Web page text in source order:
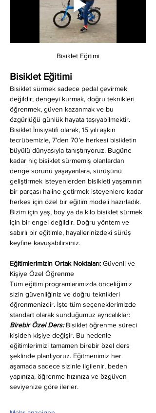
Bisiklet Eğitimi
Bisiklet Eğitimi
Bisiklet sürmek sadece pedal çevirmek
değildir; dengeyi kurmak, doğru teknikleri
öğrenmek, güven kazanmak ve bu
özgürlüğü günlük hayata taşıyabilmektir.
Bisiklet İnisiyatifi olarak, 15 yılı aşkın
tecrübemizle, 7’den 70’e herkesi bisikletin
büyülü dünyasıyla tanıştırıyoruz. Bugüne
kadar hiç bisiklet sürmemiş olanlardan
denge sorunu yaşayanlara, sürüşünü
geliştirmek isteyenlerden bisikleti yaşamının
bir parçası haline getirmek isteyenlere kadar
herkes için özel bir eğitim modeli hazırladık.
Bizim için yaş, boy ya da kilo bisiklet sürmek
için bir engel değildir. Doğru yöntem ve
sabırlı bir eğitimle, hayallerinizdeki sürüş
keyfine kavuşabilirsiniz.
Eğitimlerimizin Ortak Noktaları: Güvenli ve
Kişiye Özel Öğrenme
Tüm eğitim programlarımızda önceliğimiz
sizin güvenliğiniz ve doğru teknikleri
öğrenmenizdir. İşte tüm seçeneklerimizde
standart olarak sunduğumuz ayrıcalıklar:
Birebir Özel Ders: Bisiklet öğrenme süreci
kişiden kişiye değişir. Bu nedenle
eğitimlerimizi tamamen birebir özel ders
şeklinde planlıyoruz. Eğitmenimiz her
aşamada sadece sizinle ilgilenir, beden
yapınıza, öğrenme hızınıza ve özgüven
seviyenize göre ilerler.